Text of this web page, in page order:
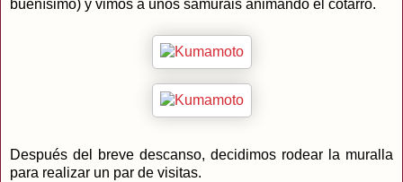
buenísimo) y vimos a unos samurais animando el cotarro.
Después del breve descanso, decidimos rodear la muralla
para realizar un par de visitas.